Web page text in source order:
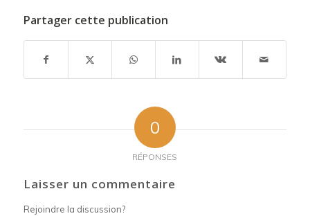
Partager cette publication
0
RÉPONSES
Laisser un commentaire
Rejoindre la discussion?